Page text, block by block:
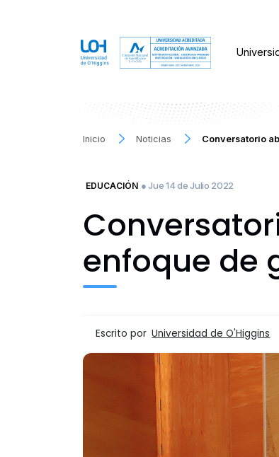
Inicio Noticias Conversatorio
EDUCACIÓN ● Jue 14 de Julio 2022
enfoque de
Escrito por Universidad de O'Higgins